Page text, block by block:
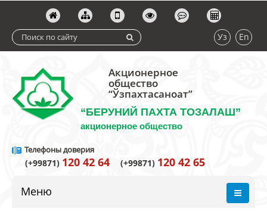
Уз En
Акционерное
общество
“Ўзпахтасаноат”
“БЕРУНИЙ ПАХТА ТОЗАЛАШ”
акционерное общество
Телефоны доверия
(+99871) 120 42 64 (+99871) 120 42 65
Меню